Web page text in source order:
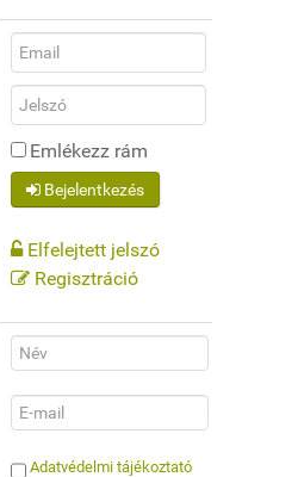
oldalon...
Emlékezz rám
Bejelentkezés
Elfelejtett jelszó
Regisztráció
Adatvédelmi tájékoztató